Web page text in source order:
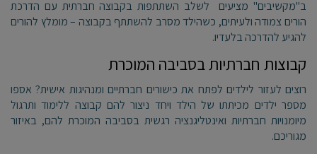
ב"מקשיבים" מציעים לשלב השתתפות בקבוצה חברתית עם הדרכת
הורים צמודה ולעיתים, כשהילד מסרב להשתתף בקבוצה – מומלץ להורים
להגיע להדרכה בלעדיו.
קבוצות חברתיות בסביבה המוכרת
רוצים לעזור לילדים לפתח את כישורים חברתיים ומנהיגות אישית? אספו
מספר ילדים מכיתתו של הילד ויחד ניצור להם קבוצה ללימוד ותרגול
מיומנויות חברתיות ואינטליגנציה רגשית בסביבה המוכרת להם, באיזור
מגוריכם.